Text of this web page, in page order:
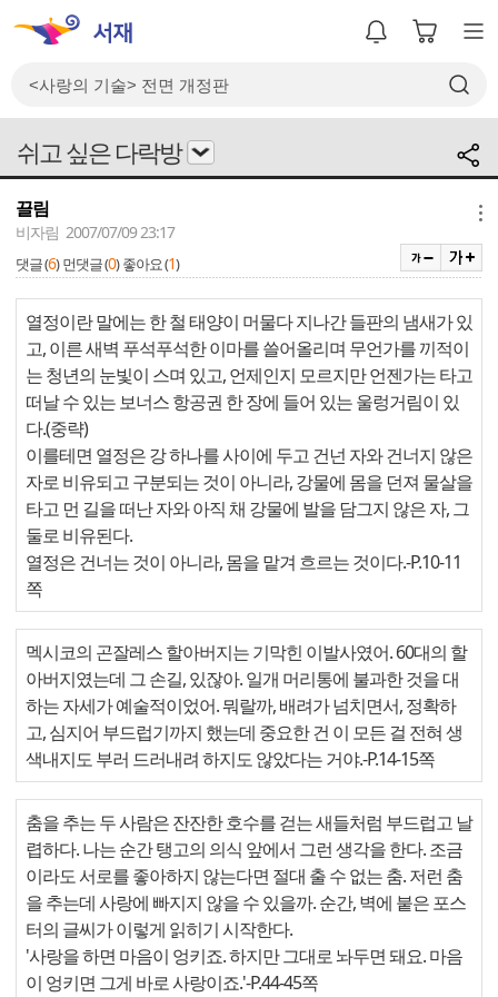
쉬고 싶은 다락방
끌림
비자림 2007/07/09 23:17
댓글 (6) 먼댓글 (0) 좋아요 (1)
열정이란 말에는 한 철 태양이 머물다 지나간 들판의 냄새가 있
고, 이른 새벽 푸석푸석한 이마를 쓸어올리며 무언가를 끼적이
는 청년의 눈빛이 스며 있고, 언제인지 모르지만 언젠가는 타고
떠날 수 있는 보너스 항공권 한 장에 들어 있는 울렁거림이 있
다.(중략)
이를테면 열정은 강 하나를 사이에 두고 건넌 자와 건너지 않은
자로 비유되고 구분되는 것이 아니라, 강물에 몸을 던져 물살을
타고 먼 길을 떠난 자와 아직 채 강물에 발을 담그지 않은 자, 그
둘로 비유된다.
열정은 건너는 것이 아니라, 몸을 맡겨 흐르는 것이다.-P.10-11
쪽
멕시코의 곤잘레스 할아버지는 기막힌 이발사였어. 60대의 할
아버지였는데 그 손길, 있잖아. 일개 머리통에 불과한 것을 대
하는 자세가 예술적이었어. 뭐랄까, 배려가 넘치면서, 정확하
고, 심지어 부드럽기까지 했는데 중요한 건 이 모든 걸 전혀 생
색내지도 부러 드러내려 하지도 않았다는 거야.-P.14-15쪽
춤을 추는 두 사람은 잔잔한 호수를 걷는 새들처럼 부드럽고 날
렵하다. 나는 순간 탱고의 의식 앞에서 그런 생각을 한다. 조금
이라도 서로를 좋아하지 않는다면 절대 출 수 없는 춤. 저런 춤
을 추는데 사랑에 빠지지 않을 수 있을까. 순간, 벽에 붙은 포스
터의 글씨가 이렇게 읽히기 시작한다.
'사랑을 하면 마음이 엉키죠. 하지만 그대로 놔두면 돼요. 마음
이 엉키면 그게 바로 사랑이죠.'-P.44-45쪽